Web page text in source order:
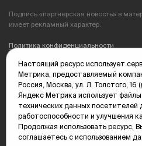
Подпись «партнерская новость» в
имеет рекламный характер.
Политика конфиденциальности
Редакция: 625035, Тюмень, пр.
(3452) 68-89-05
edit@vsluh.ru
Главный редактор: Панкина Т.Ю.
kika@vsluh.ru
По вопросам рекламы:
Настоящий ресурс использует
Метрика, предоставляемый
Россия, Москва, ул. Л. Толстого, 16
Яндекс Метрика использует
технических данных посетителей
работоспособности и улучшения
Продолжая использовать ресурс,
соглашаетесь с использованием